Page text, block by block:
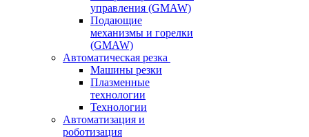
управления (GMAW)
Подающие
механизмы и горелки
(GMAW)
Автоматическая резка
Машины резки
Плазменные
технологии
Технологии
Автоматизация и
роботизация